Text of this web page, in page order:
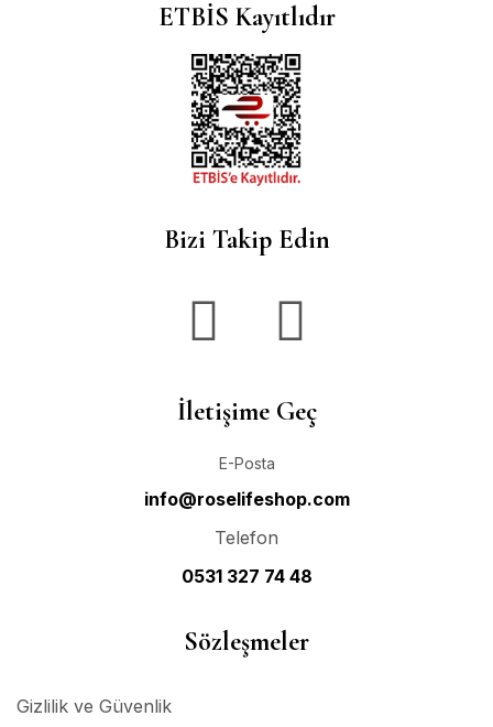
ETBİS Kayıtlıdır
Bizi Takip Edin
İletişime Geç
E-Posta
info@roselifeshop.com
Telefon
0531 327 74 48
Sözleşmeler
Gizlilik ve Güvenlik